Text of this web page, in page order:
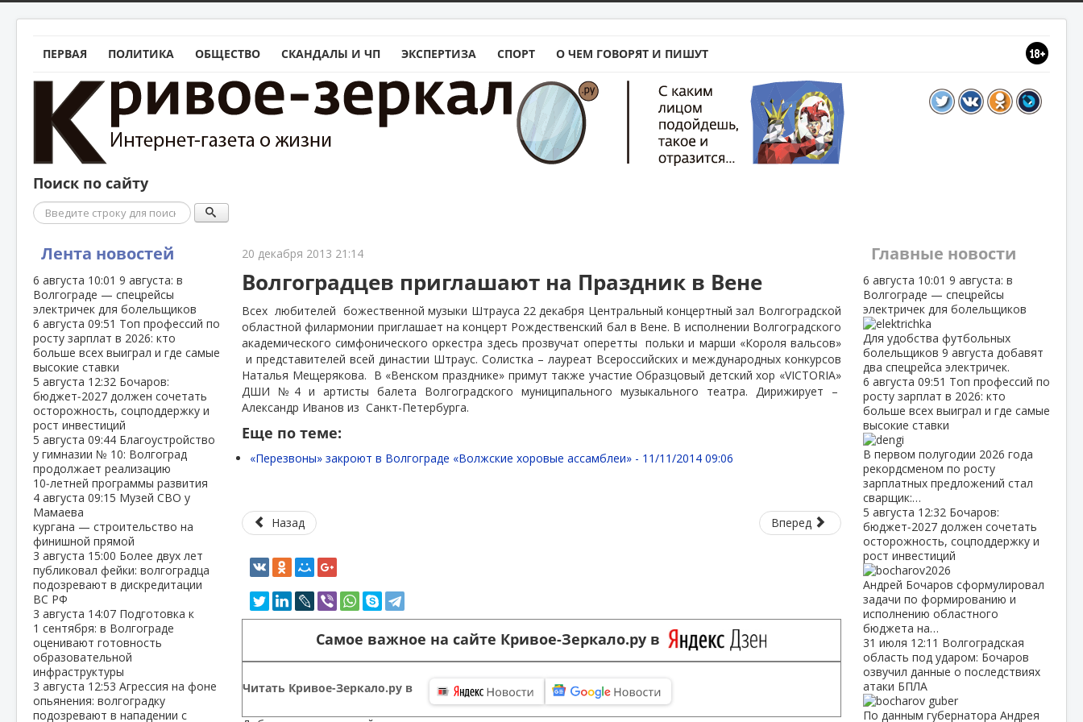
ПЕРВАЯ ПОЛИТИКА ОБЩЕСТВО СКАНДАЛЫ И ЧП ЭКСПЕРТИЗА СПОРТ О ЧЕМ ГОВОРЯТ И ПИШУТ
Поиск по сайту
Поиск
Лента новостей
6 августа 10:01 9 августа: в
Волгограде — спецрейсы
электричек для болельщиков
6 августа 09:51 Топ профессий по
росту зарплат в 2026: кто
больше всех выиграл и где самые
высокие ставки
5 августа 12:32 Бочаров:
бюджет‑2027 должен сочетать
осторожность, соцподдержку и
рост инвестиций
5 августа 09:44 Благоустройство
у гимназии № 10: Волгоград
продолжает реализацию
10‑летней программы развития
4 августа 09:15 Музей СВО у
Мамаева
кургана — строительство на
финишной прямой
3 августа 15:00 Более двух лет
публиковал фейки: волгоградца
подозревают в дискредитации
ВС РФ
3 августа 14:07 Подготовка к
1 сентября: в Волгограде
оценивают готовность
образовательной
инфраструктуры
3 августа 12:53 Агрессия на фоне
опьянения: волгоградку
подозревают в нападении с
20 декабря 2013 21:14
Волгоградцев приглашают на Праздник в Вене
Всех любителей божественной музыки Штрауса 22 декабря Центральный концертный зал Волгоградской
областной филармонии приглашает на концерт Рождественский бал в Вене. В исполнении Волгоградского
академического симфонического оркестра здесь прозвучат оперетты польки и марши «Короля вальсов»
и представителей всей династии Штраус. Солистка – лауреат Всероссийских и международных конкурсов
Наталья Мещерякова. В «Венском празднике» примут также участие Образцовый детский хор «VICTORIA»
ДШИ №4 и артисты балета Волгоградского муниципального музыкального театра. Дирижирует –
Александр Иванов из Санкт-Петербурга.
Еще по теме:
«Перезвоны» закроют в Волгограде «Волжские хоровые ассамблеи» - 11/11/2014 09:06
Назад Вперед
Самое важное на сайте Кривое-Зеркало.ру в
Читать Кривое-Зеркало.ру в
Главные новости
6 августа 10:01 9 августа: в
Волгограде — спецрейсы
электричек для болельщиков
Для удобства футбольных
болельщиков 9 августа добавят
два спецрейса электричек.
6 августа 09:51 Топ профессий по
росту зарплат в 2026: кто
больше всех выиграл и где самые
высокие ставки
В первом полугодии 2026 года
рекордсменом по росту
зарплатных предложений стал
сварщик:…
5 августа 12:32 Бочаров:
бюджет‑2027 должен сочетать
осторожность, соцподдержку и
рост инвестиций
Андрей Бочаров сформулировал
задачи по формированию и
исполнению областного
бюджета на…
31 июля 12:11 Волгоградская
область под ударом: Бочаров
озвучил данные о последствиях
атаки БПЛА
По данным губернатора Андрея